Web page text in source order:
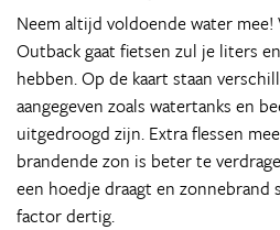
Neem altijd voldoende water
Outback gaat fietsen zul je liters
hebben. Op de kaart staan
aangegeven zoals watertanks en
uitgedroogd zijn. Extra flessen
brandende zon is beter te
een hoedje draagt en
factor dertig.